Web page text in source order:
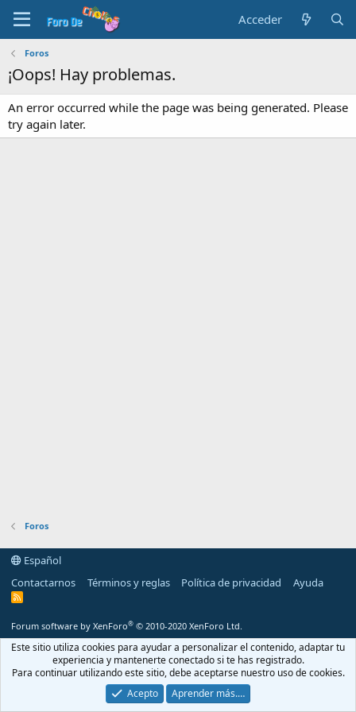
Acceder
Foros
¡Oops! Hay problemas.
An error occurred while the page was being generated. Please
try again later.
Foros
Español
Contactarnos
Términos y reglas Política de privacidad Ayuda
R
Forum software by XenForo® © 2010-2020 XenForo Ltd.
Este sitio utiliza cookies para ayudar a personalizar el contenido, adaptar tu
experiencia y mantenerte conectado si te has registrado.
Para continuar utilizando este sitio, debe aceptarse nuestro uso de cookies.
Acepto
Aprender más.…